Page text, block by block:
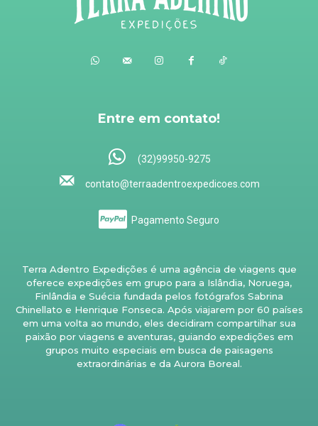
Entre em contato!
(32)99950-9275
contato@terraadentroexpedicoes.com
Pagamento Seguro
Terra Adentro Expedições é uma agência de viagens que
oferece expedições em grupo para a Islândia, Noruega,
Finlândia e Suécia fundada pelos fotógrafos Sabrina
Chinellato e Henrique Fonseca. Após viajarem por 60 países
em uma volta ao mundo, eles decidiram compartilhar sua
paixão por viagens e aventuras, guiando expedições em
grupos muito especiais em busca de paisagens
extraordinárias e da Aurora Boreal.